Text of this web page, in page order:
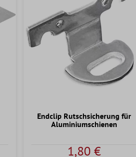
Endclip Rutschsicherung für
Aluminiumschienen
1,80 €